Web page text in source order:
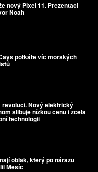
nový Pixel 11. Prezentaci
Noah
potkáte víc mořských
revoluci. Nový elektrický
slibuje nízkou cenu i zcela
technologii
oblak, který po nárazu
Měsíc